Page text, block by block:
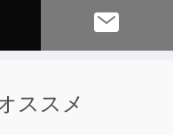
そんなに多いんだよ」
じてしまいます。そん
ススメ